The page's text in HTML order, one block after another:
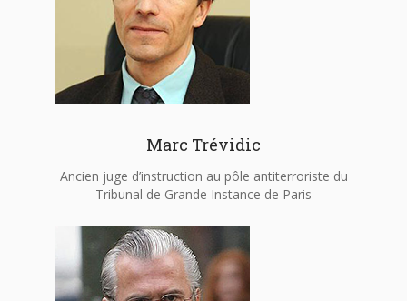
Marc Trévidic
Ancien juge d’instruction au pôle antiterroriste du
Tribunal de Grande Instance de Paris